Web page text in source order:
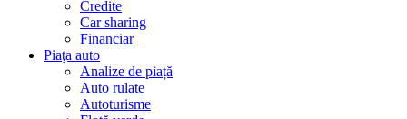
Credite
Car sharing
Financiar
Piaţa auto
Analize de piață
Auto rulate
Autoturisme